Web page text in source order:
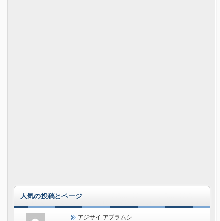
人気の投稿とページ
アジサイ アブラムシ